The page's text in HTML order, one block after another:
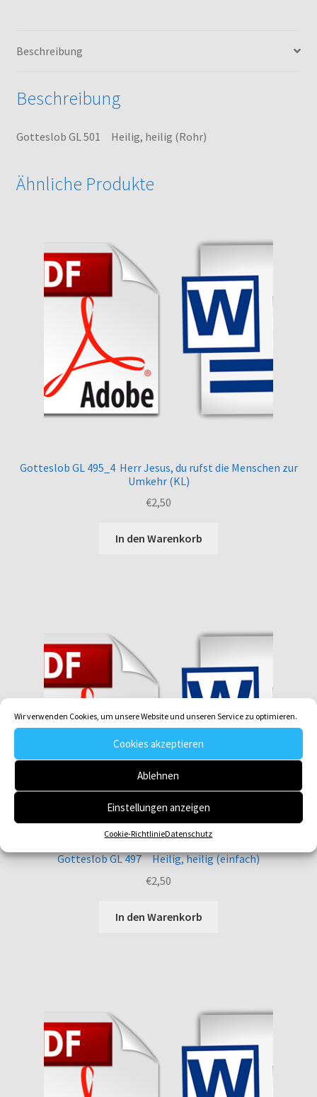
Wir verwenden Cookies, um unsere Website und unseren Service zu optimieren.
Cookies akzeptieren
Ablehnen
Einstellungen anzeigen
Cookie-RichtlinieDatenschutz
Beschreibung
Beschreibung
Gotteslob GL 501 Heilig, heilig (Rohr)
Ähnliche Produkte
Gotteslob GL 495_4 Herr Jesus, du rufst die Menschen zur
Umkehr (KL)
€2,50
In den Warenkorb
Gotteslob GL 497 Heilig, heilig (einfach)
€2,50
In den Warenkorb